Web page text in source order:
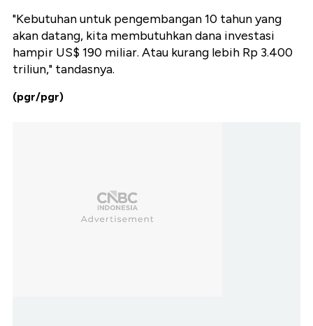
"Kebutuhan untuk pengembangan 10 tahun yang
akan datang, kita membutuhkan dana investasi
hampir US$ 190 miliar. Atau kurang lebih Rp 3.400
triliun," tandasnya.
(pgr/pgr)